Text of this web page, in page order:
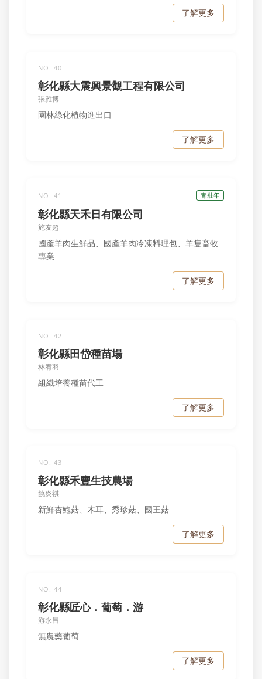
了解更多
NO. 40
彰化縣大震興景觀工程有限公司
張雅博
園林綠化植物進出口
了解更多
NO. 41 青壯年
彰化縣天禾日有限公司
施友超
國產羊肉生鮮品、國產羊肉冷凍料理包、羊隻畜牧
專業
了解更多
NO. 42
彰化縣田岱種苗場
林宥羽
組織培養種苗代工
了解更多
NO. 43
彰化縣禾豐生技農場
饒炎祺
新鮮杏鮑菇、木耳、秀珍菇、國王菇
了解更多
NO. 44
彰化縣匠心．葡萄．游
游永昌
無農藥葡萄
了解更多